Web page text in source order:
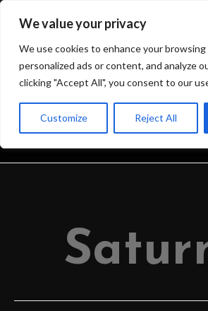
We value your privacy
We use cookies to enhance your
personalized ads or content, and analyze
clicking "Accept All", you consent to our
Customize Reject All
BLOG
IL BLOG DELL’OSSERVATORIO > 2022